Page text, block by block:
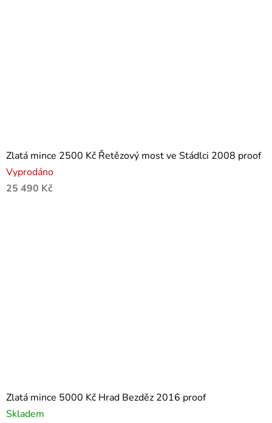
Zlatá mince 2500 Kč Řetězový most ve Stádlci 2008 proof
Vyprodáno
25 490 Kč
Zlatá mince 5000 Kč Hrad Bezděz 2016 proof
Skladem